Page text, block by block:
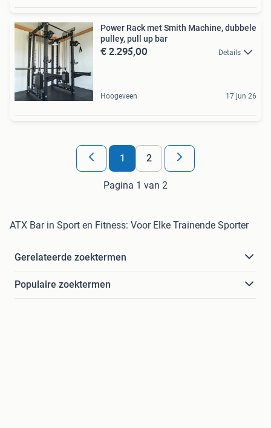
Power Rack met Smith Machine, dubbele
pulley, pull up bar
€ 2.295,00 Details
Hoogeveen 17 jun 26
1 2
Pagina 1 van 2
ATX Bar in Sport en Fitness: Voor Elke Trainende Sporter
Gerelateerde zoektermen
Populaire zoektermen